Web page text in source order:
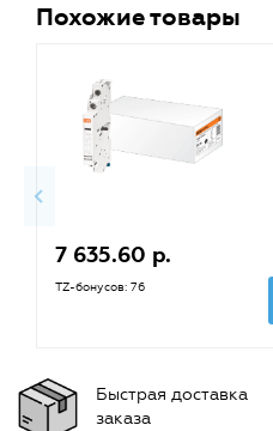
Похожие товары
7 635.60 р.
TZ-бонусов: 76
Быстрая доставка
заказа